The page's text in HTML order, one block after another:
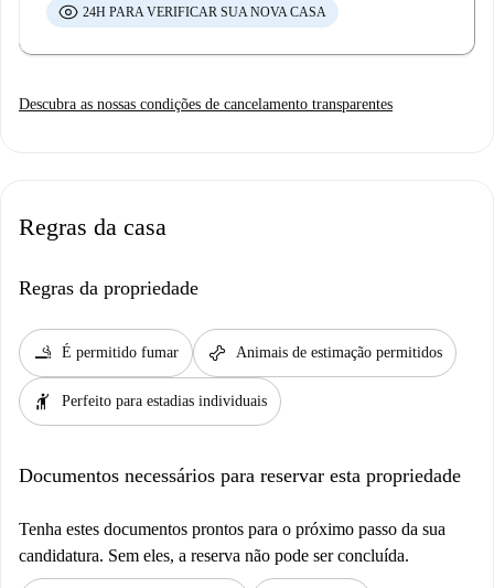
24H PARA VERIFICAR SUA NOVA CASA
Descubra as nossas condições de cancelamento transparentes
Regras da casa
Regras da propriedade
smoking_rooms É permitido fumar pet_supplies Animais de estimação permitidos
hail Perfeito para estadias individuais
Documentos necessários para reservar esta propriedade
Tenha estes documentos prontos para o próximo passo da sua
candidatura. Sem eles, a reserva não pode ser concluída.